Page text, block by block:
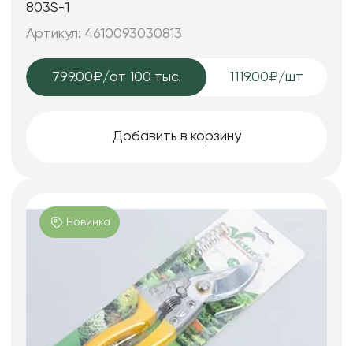
803S-1
Артикул: 4610093030813
799.00₽/от 100 тыс. 1119.00₽/шт
Добавить в корзину
Новинка